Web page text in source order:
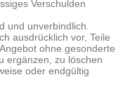
Verschulden
und unverbindlich.
ausdrücklich vor, Teile
ohne gesonderte
ergänzen, zu löschen
oder endgültig